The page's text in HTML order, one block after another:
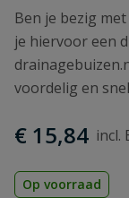
Ben je bezig
je hiervoor een
voordelig en
€ 15,84
Op voorraad